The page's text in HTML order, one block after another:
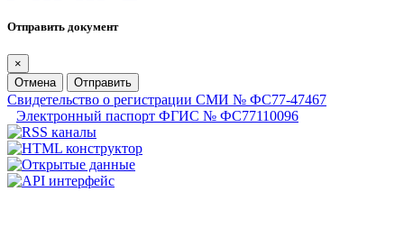
Отправить документ
×
Отмена
Отправить
Свидетельство о регистрации СМИ № ФС77-47467
Электронный паспорт ФГИС № ФС77110096